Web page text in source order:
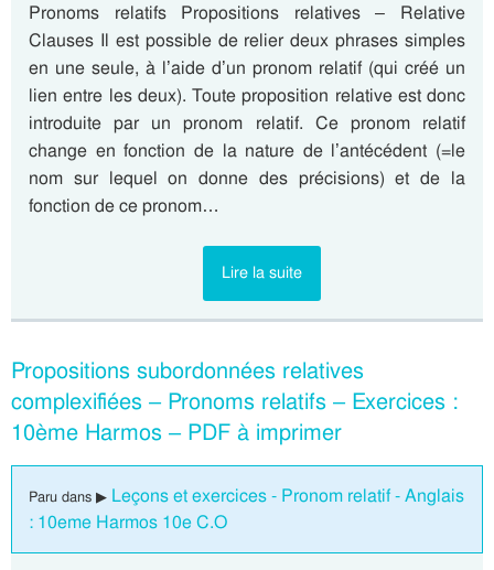
Pronoms relatifs Propositions relatives – Relative
Clauses Il est possible de relier deux phrases simples
en une seule, à l’aide d’un pronom relatif (qui créé un
lien entre les deux). Toute proposition relative est donc
introduite par un pronom relatif. Ce pronom relatif
change en fonction de la nature de l’antécédent (=le
nom sur lequel on donne des précisions) et de la
fonction de ce pronom…
Lire la suite
Propositions subordonnées relatives
complexifiées – Pronoms relatifs – Exercices :
10ème Harmos – PDF à imprimer
Paru dans ▶ Leçons et exercices - Pronom relatif - Anglais
: 10eme Harmos 10e C.O